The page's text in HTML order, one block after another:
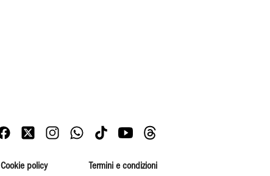
Cookie policy Termini e condizioni